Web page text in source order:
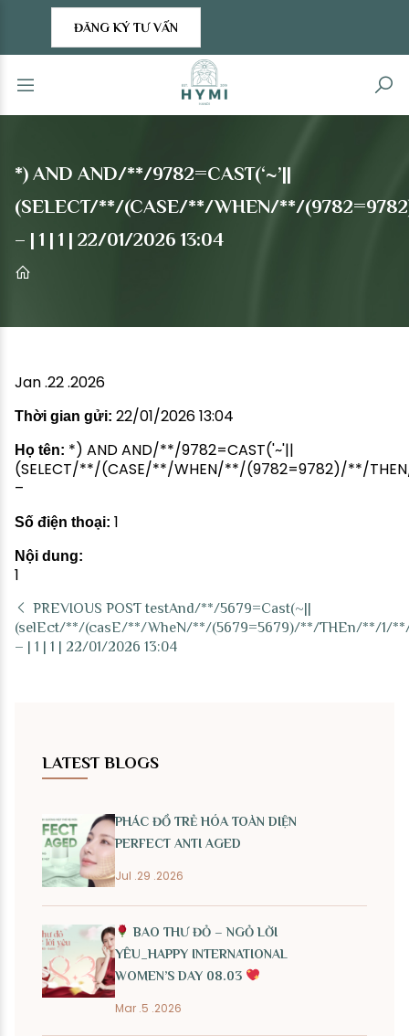
ĐĂNG KÝ TƯ VẤN
*) AND AND/**/9782=CAST(‘~’||
(SELECT/**/(CASE/**/WHEN/**/
– | 1 | 1 | 22/01/2026 13:04
Jan .22 .2026
Thời gian gửi: 22/01/2026 13:04
Họ tên: *) AND AND/**/9782=CAST('~'||
(SELECT/**/(CASE/**/WHEN/**/(9782=9782)/**/
–
Số điện thoại: 1
Nội dung:
1
PREVIOUS POST testAnd/**/5679=Cast(~||
(selEct/**/(casE/**/WheN/**/(5679=5679)/**/THEn/**/1/
– | 1 | 1 | 22/01/2026 13:04
LATEST BLOGS
PHÁC ĐỒ TRẺ HÓA TOÀN DIỆN
PERFECT ANTI AGED
Jul .29 .2026
BAO THƯ ĐỎ – NGỎ LỜI
YÊU_HAPPY INTERNATIONAL
WOMEN’S DAY 08.03
Mar .5 .2026